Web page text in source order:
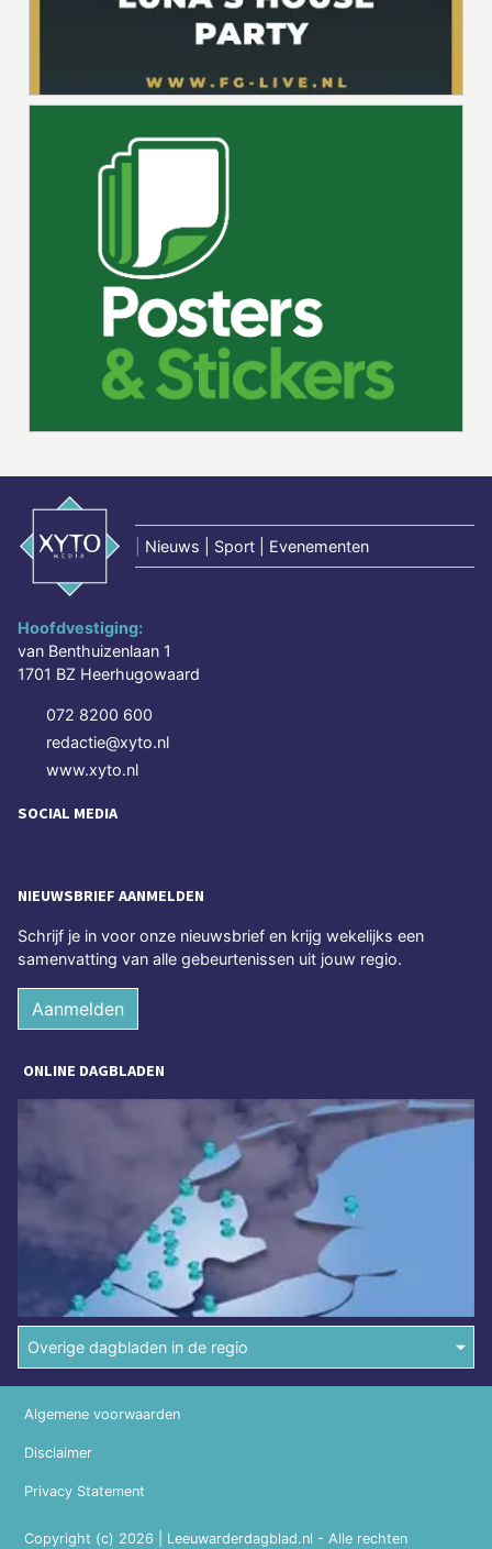
Nieuws | Sport | Evenementen
Hoofdvestiging:
van Benthuizenlaan 1
1701 BZ Heerhugowaard
072 8200 600
redactie@xyto.nl
www.xyto.nl
SOCIAL MEDIA
NIEUWSBRIEF AANMELDEN
Schrijf je in voor onze nieuwsbrief en krijg wekelijks een
samenvatting van alle gebeurtenissen uit jouw regio.
Aanmelden
ONLINE DAGBLADEN
Overige dagbladen in de regio
Copyright (c) 2026 | Leeuwarderdagblad.nl - Alle rechten
Algemene voorwaarden
Disclaimer
Privacy Statement